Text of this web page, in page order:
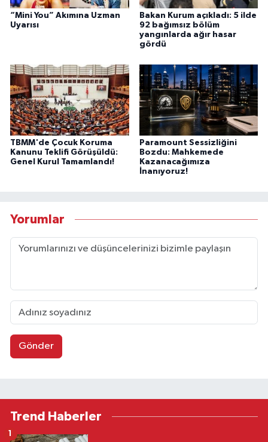
“Mini You” Akımına Uzman
Uyarısı
Bakan Kurum açıkladı: 5 ilde
92 bağımsız bölüm
yangınlarda ağır hasar
gördü
TBMM'de Çocuk Koruma
Kanunu Teklifi Görüşüldü:
Genel Kurul Tamamlandı!
Paramount Sessizliğini
Bozdu: Mahkemede
Kazanacağımıza
İnanıyoruz!
Yorumlar
Gönder
Trend Haberler
1